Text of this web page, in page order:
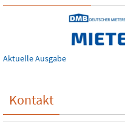
Aktuelle Ausgabe
Kontakt